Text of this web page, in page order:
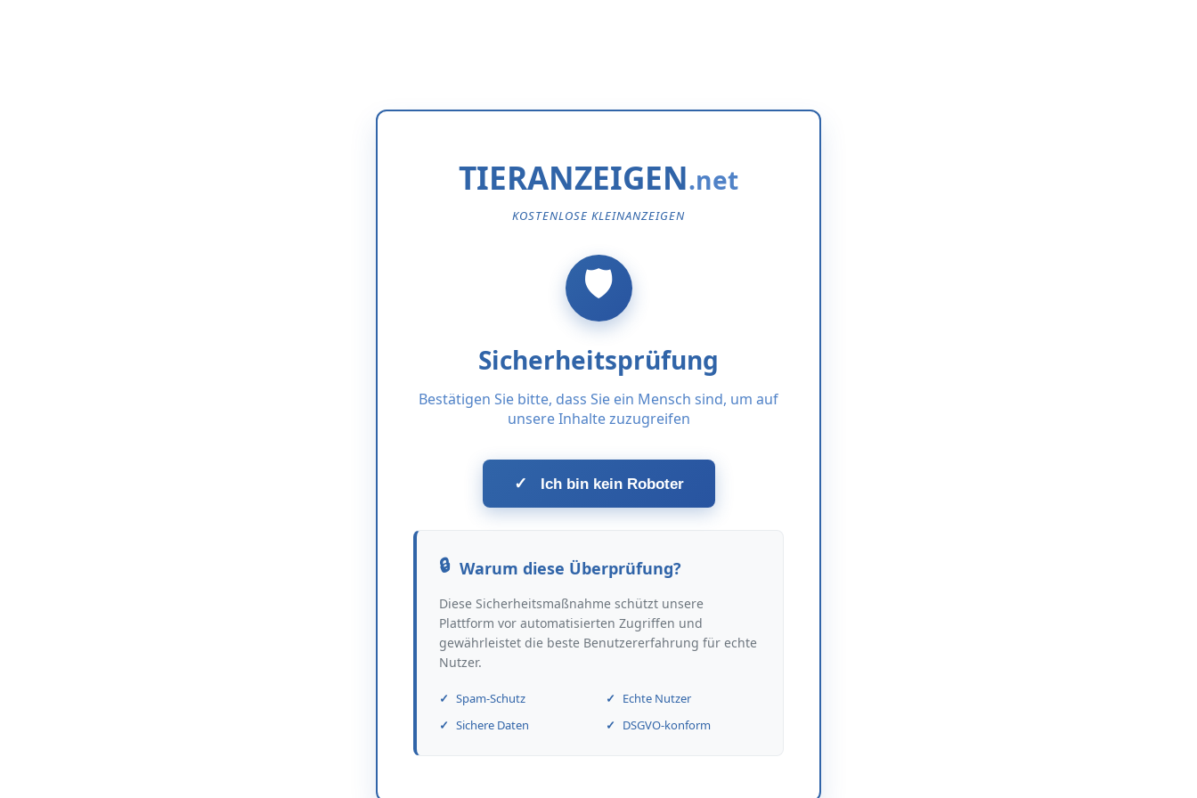
TIERANZEIGEN
KOSTENLOSE KLEINANZEIGEN
Sicherheitsprüfung
Bestätigen Sie bitte, dass Sie ein Mensch sind, um auf
unsere Inhalte zuzugreifen
✓ Ich bin kein Roboter
Warum diese Überprüfung?
Diese Sicherheitsmaßnahme schützt unsere
Plattform vor automatisierten Zugriffen und
gewährleistet die beste Benutzererfahrung für echte
Nutzer.
Spam-Schutz
Echte Nutzer
Sichere Daten
DSGVO-konform